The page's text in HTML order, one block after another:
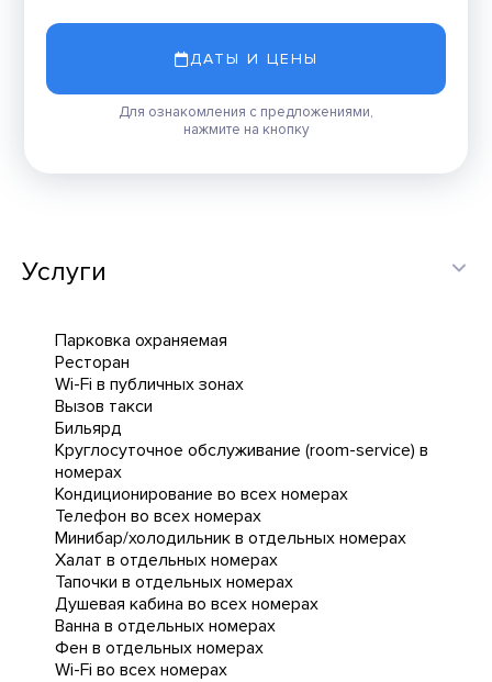
ДАТЫ И ЦЕНЫ
Для ознакомления с предложениями,
нажмите на кнопку
Услуги
Парковка охраняемая
Ресторан
Wi-Fi в публичных зонах
Вызов такси
Бильярд
Круглосуточное обслуживание (room-service) в
номерах
Кондиционирование во всех номерах
Телефон во всех номерах
Минибар/холодильник в отдельных номерах
Халат в отдельных номерах
Тапочки в отдельных номерах
Душевая кабина во всех номерах
Ванна в отдельных номерах
Фен в отдельных номерах
Wi-Fi во всех номерах